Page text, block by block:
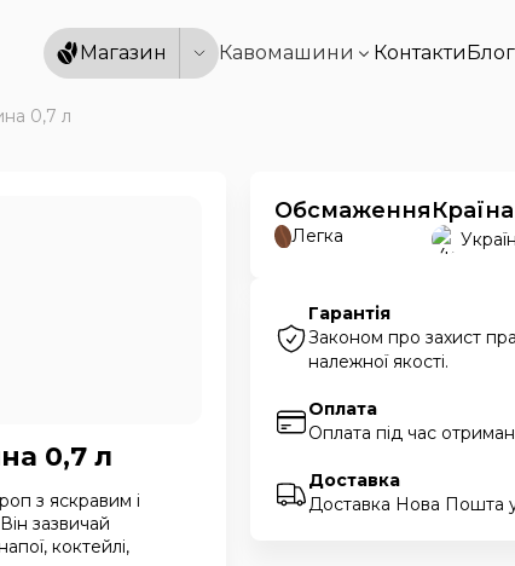
Магазин Кавомашини КонтактиБлог
0,7 л
0,7 л
з яскравим і
зазвичай
коктейлі,
Обсмаження
Легка
Гарантія
Законом про захист
належної якості.
Оплата
Оплата під час
Доставка
Доставка Нова Пошта